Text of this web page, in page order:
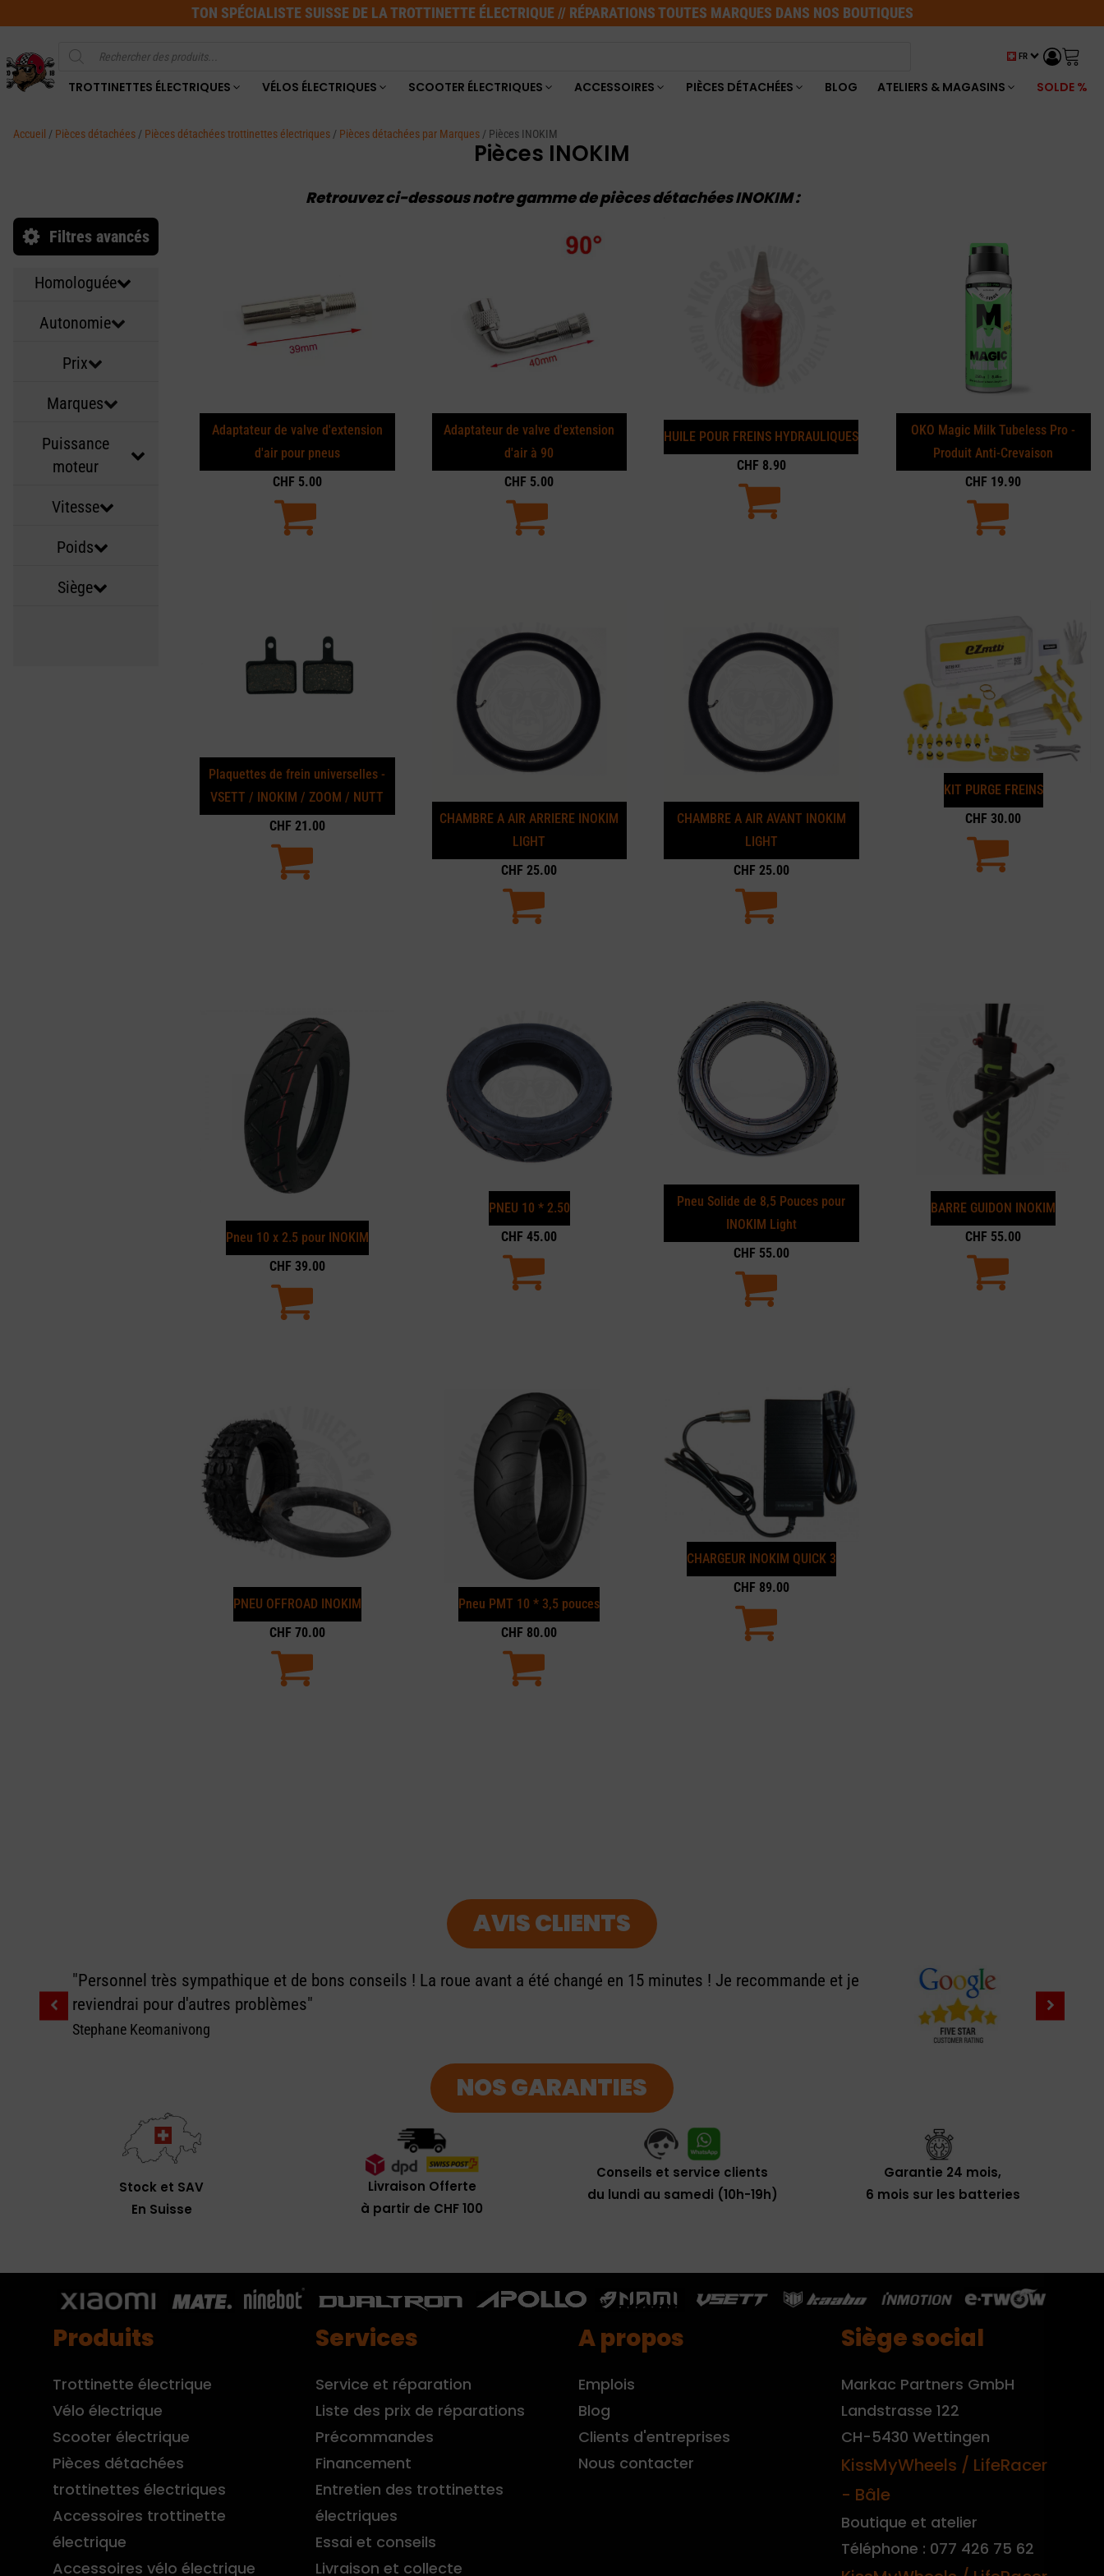
TON SPÉCIALISTE SUISSE DE LA TROTTINETTE ÉLECTRIQUE // RÉPARATIONS TOUTES MARQUES DANS NOS BOUTIQUES
Recherche
produits
FR
TROTTINETTES ÉLECTRIQUES VÉLOS ÉLECTRIQUES SCOOTER ÉLECTRIQUES ACCESSOIRES PIÈCES DÉTACHÉES BLOG ATELIERS & MAGASINS SOLDE %
Accueil / Pièces détachées / Pièces détachées trottinettes électriques / Pièces détachées par Marques / Pièces INOKIM
Pièces INOKIM
Retrouvez ci-dessous notre gamme de pièces détachées INOKIM :
Filtres avancés
Homologuée
Autonomie
Prix
Marques
Puissance
moteur
Vitesse
Poids
Siège
Adaptateur de valve d'extension
d'air pour pneus
CHF 5.00
Adaptateur de valve d'extension
d'air à 90
CHF 5.00
HUILE POUR FREINS HYDRAULIQUES
CHF 8.90
OKO Magic Milk Tubeless Pro -
Produit Anti-Crevaison
CHF 19.90
Plaquettes de frein universelles -
VSETT / INOKIM / ZOOM / NUTT
CHF 21.00
CHAMBRE A AIR ARRIERE INOKIM
LIGHT
CHF 25.00
CHAMBRE A AIR AVANT INOKIM
LIGHT
CHF 25.00
KIT PURGE FREINS
CHF 30.00
Pneu 10 x 2.5 pour INOKIM
CHF 39.00
PNEU 10 * 2.50
CHF 45.00
Pneu Solide de 8,5 Pouces pour
INOKIM Light
CHF 55.00
BARRE GUIDON INOKIM
CHF 55.00
PNEU OFFROAD INOKIM
CHF 70.00
Pneu PMT 10 * 3,5 pouces
CHF 80.00
CHARGEUR INOKIM QUICK 3
CHF 89.00
AVIS CLIENTS
"Personnel très sympathique et de bons conseils ! La roue avant a été changé en 15 minutes ! Je recommande et je
reviendrai pour d'autres problèmes"
Stephane Keomanivong
NOS GARANTIES
Stock et SAV
En Suisse
Livraison Offerte
à partir de CHF 100
Conseils et service clients
du lundi au samedi (10h-19h)
Garantie 24 mois,
6 mois sur les batteries
Produits
Trottinette électrique
Vélo électrique
Scooter électrique
Pièces détachées
trottinettes électriques
Accessoires trottinette
électrique
Accessoires vélo électrique
Services
Service et réparation
Liste des prix de réparations
Précommandes
Financement
Entretien des trottinettes
électriques
Essai et conseils
Livraison et collecte
A propos
Emplois
Blog
Clients d'entreprises
Nous contacter
Siège social
Markac Partners GmbH
Landstrasse 122
CH-5430 Wettingen
KissMyWheels / LifeRacer
- Bâle
Boutique et atelier
Téléphone : 077 426 75 62